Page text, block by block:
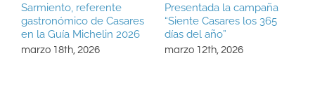
Sarmiento, referente
gastronómico de Casares
en la Guía Michelin 2026
marzo 18th, 2026
Presentada la campaña
“Siente Casares los 365
días del año”
marzo 12th, 2026